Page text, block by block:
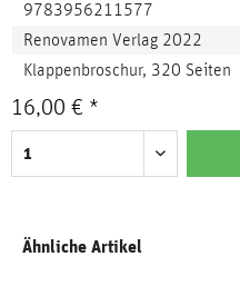
9783956211577
Renovamen Verlag 2022
Klappenbroschur, 320 Seiten
16,00 € *
Ähnliche Artikel